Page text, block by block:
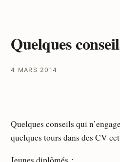
Quelques
4 MARS 2014
Quelques conseils qui
quelques tours dans des CV
Jeunes diplômés :